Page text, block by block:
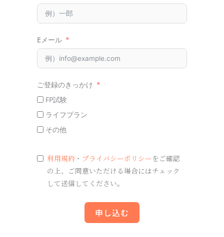
Eメール
ご登録のきっかけ
FP試験
ライフプラン
その他
利用規約 ・ プライバシーポリシー をご確認
の上、ご同意いただける場合にはチェック
して送信してください。
申し込む